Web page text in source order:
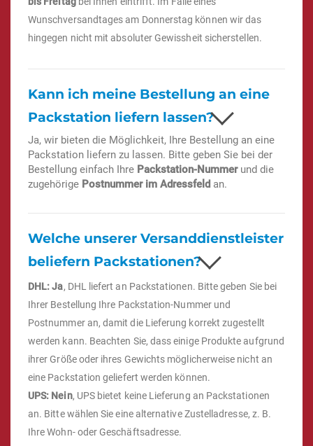
Wunschversandtages am Donnerstag können wir das
hingegen nicht mit absoluter Gewissheit sicherstellen.
Kann ich meine Bestellung an eine
Packstation liefern lassen?
Ja, wir bieten die Möglichkeit, Ihre Bestellung an eine
Packstation liefern zu lassen. Bitte geben Sie bei der
Bestellung einfach Ihre Packstation-Nummerund die
zugehörige Postnummer im Adressfeld an.
Welche unserer Versanddienstleister
beliefern Packstationen?
DHL: Ja, DHL liefert an Packstationen. Bitte geben Sie bei
Ihrer Bestellung Ihre Packstation-Nummer und
Postnummer an, damit die Lieferung korrekt zugestellt
werden kann. Beachten Sie, dass einige Produkte aufgrund
ihrer Größe oder ihres Gewichts möglicherweise nicht an
eine Packstation geliefert werden können.
UPS: Nein, UPS bietet keine Lieferung an Packstationen
an. Bitte wählen Sie eine alternative Zustelladresse, z. B.
Ihre Wohn- oder Geschäftsadresse.